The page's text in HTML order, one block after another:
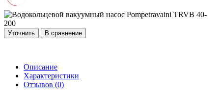
Уточнить В сравнение
Описание
Характеристики
Отзывов (0)